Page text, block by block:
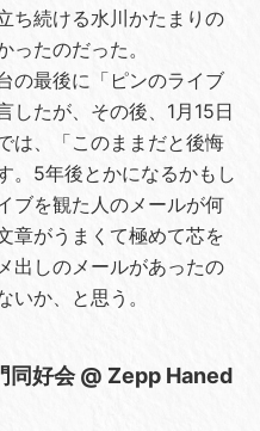
ち続ける水川かたまりの
たのだった。
の最後に「ピンのライブ
したが、その後、1月15日
は、「このままだと後悔
。5年後とかになるかもし
ブを観た人のメールが何
章がうまくて極めて芯を
出しのメールがあったの
いか、と思う。
同好会 @ Zepp Haned